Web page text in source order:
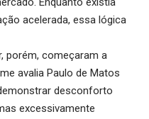
acelerada, essa lógica
porém, começaram a
avalia Paulo de Matos
desconforto
excessivamente